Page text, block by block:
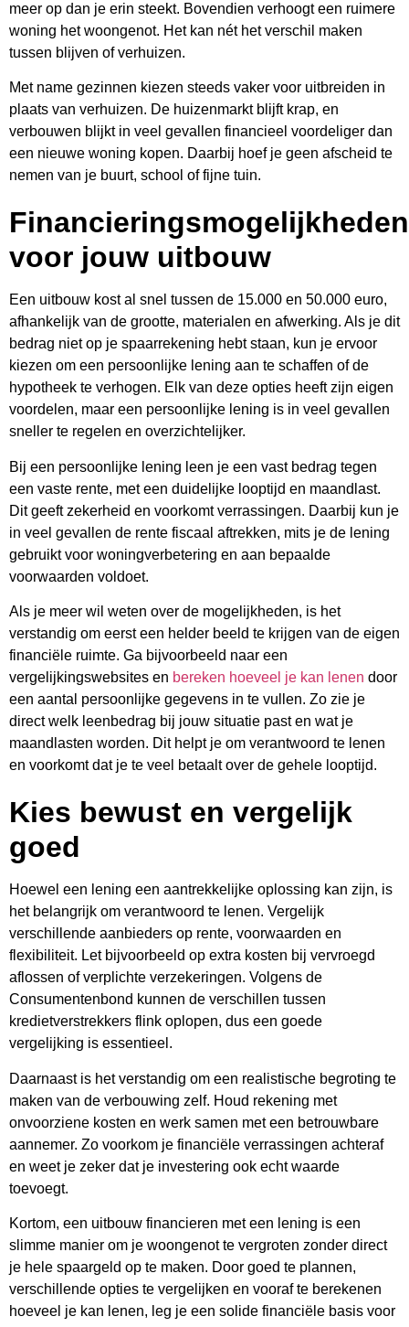
meer op dan je erin steekt. Bovendien verhoogt een ruimere
woning het woongenot. Het kan nét het verschil maken
tussen blijven of verhuizen.
Met name gezinnen kiezen steeds vaker voor uitbreiden in
plaats van verhuizen. De huizenmarkt blijft krap, en
verbouwen blijkt in veel gevallen financieel voordeliger dan
een nieuwe woning kopen. Daarbij hoef je geen afscheid te
nemen van je buurt, school of fijne tuin.
Financieringsmogelijkheden
voor jouw uitbouw
Een uitbouw kost al snel tussen de 15.000 en 50.000 euro,
afhankelijk van de grootte, materialen en afwerking. Als je dit
bedrag niet op je spaarrekening hebt staan, kun je ervoor
kiezen om een persoonlijke lening aan te schaffen of de
hypotheek te verhogen. Elk van deze opties heeft zijn eigen
voordelen, maar een persoonlijke lening is in veel gevallen
sneller te regelen en overzichtelijker.
Bij een persoonlijke lening leen je een vast bedrag tegen
een vaste rente, met een duidelijke looptijd en maandlast.
Dit geeft zekerheid en voorkomt verrassingen. Daarbij kun je
in veel gevallen de rente fiscaal aftrekken, mits je de lening
gebruikt voor woningverbetering en aan bepaalde
voorwaarden voldoet.
Als je meer wil weten over de mogelijkheden, is het
verstandig om eerst een helder beeld te krijgen van de eigen
financiële ruimte. Ga bijvoorbeeld naar een
vergelijkingswebsites en bereken hoeveel je kan lenen door
een aantal persoonlijke gegevens in te vullen. Zo zie je
direct welk leenbedrag bij jouw situatie past en wat je
maandlasten worden. Dit helpt je om verantwoord te lenen
en voorkomt dat je te veel betaalt over de gehele looptijd.
Kies bewust en vergelijk
goed
Hoewel een lening een aantrekkelijke oplossing kan zijn, is
het belangrijk om verantwoord te lenen. Vergelijk
verschillende aanbieders op rente, voorwaarden en
flexibiliteit. Let bijvoorbeeld op extra kosten bij vervroegd
aflossen of verplichte verzekeringen. Volgens de
Consumentenbond kunnen de verschillen tussen
kredietverstrekkers flink oplopen, dus een goede
vergelijking is essentieel.
Daarnaast is het verstandig om een realistische begroting te
maken van de verbouwing zelf. Houd rekening met
onvoorziene kosten en werk samen met een betrouwbare
aannemer. Zo voorkom je financiële verrassingen achteraf
en weet je zeker dat je investering ook echt waarde
toevoegt.
Kortom, een uitbouw financieren met een lening is een
slimme manier om je woongenot te vergroten zonder direct
je hele spaargeld op te maken. Door goed te plannen,
verschillende opties te vergelijken en vooraf te berekenen
hoeveel je kan lenen, leg je een solide financiële basis voor